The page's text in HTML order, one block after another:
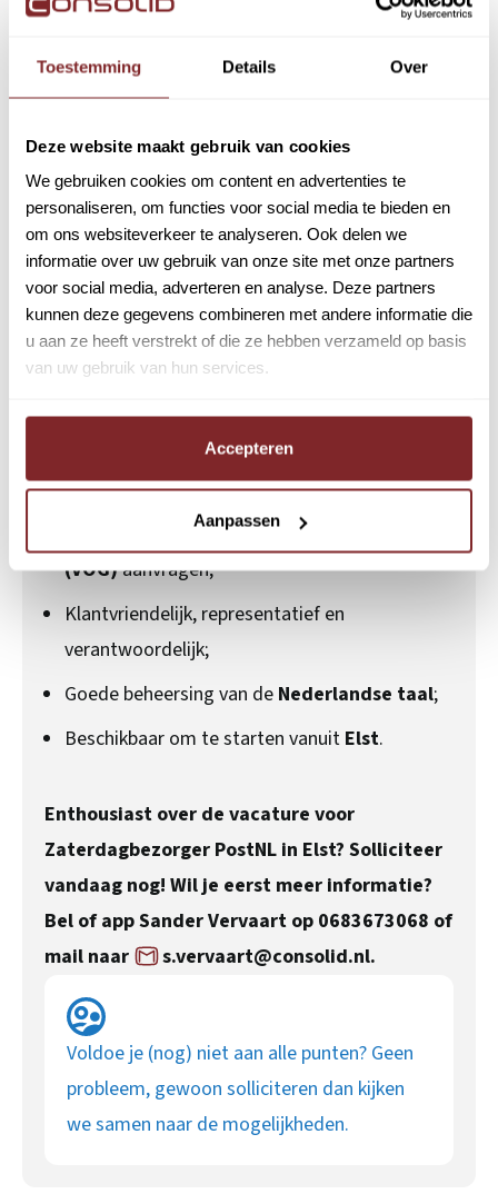
Toestemming Details Over
Deze website maakt gebruik van cookies
We gebruiken cookies om content en advertenties te
personaliseren, om functies voor social media te bieden en
om ons websiteverkeer te analyseren. Ook delen we
informatie over uw gebruik van onze site met onze partners
voor social media, adverteren en analyse. Deze partners
kunnen deze gegevens combineren met andere informatie die
u aan ze heeft verstrekt of die ze hebben verzameld op basis
van uw gebruik van hun services.
Accepteren
Aanpassen
Functie-eisen Bezorger
PostNL Elst | Zaterdagbaan
| 40% toeslag
Minimaal6 maanden in het bezit van een
geldig EU B-rijbewijs;
Beschikbaar voor minimaal3 dagen per week
of fulltime inzetbaar;
Beschikbaar voor minimaal2 zaterdagen per
Fysiek fit en in staat om pakketten te tillen;
Verklaring Omtrent het Gedrag
(VOG)aanvragen;
Klantvriendelijk, representatief en
verantwoordelijk;
Goede beheersing van de Nederlandse taal;
Beschikbaar om te starten vanuit Elst.
Enthousiast over de vacature voor
Zaterdagbezorger PostNL in Elst? Solliciteer
vandaag nog! Wil je eerst meer informatie?
Bel of app Sander Vervaart op 0683673068 of
mail naar
s.vervaart@consolid.nl.
Voldoe je (nog) niet aan alle punten? Geen
probleem, gewoon solliciteren dan kijken
we samen naar de mogelijkheden.